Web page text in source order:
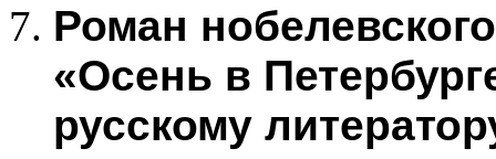
Роман
«Осень в
русскому